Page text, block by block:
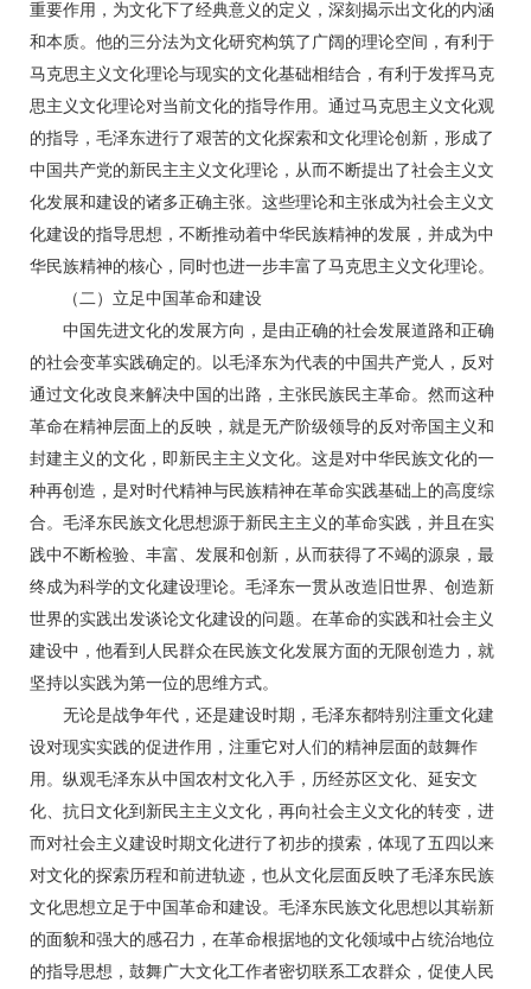
重要作用，为文化下了经典意义的定义，深刻揭示出文化的内涵
和本质。他的三分法为文化研究构筑了广阔的理论空间，有利于
马克思主义文化理论与现实的文化基础相结合，有利于发挥马克
思主义文化理论对当前文化的指导作用。通过马克思主义文化观
的指导，毛泽东进行了艰苦的文化探索和文化理论创新，形成了
中国共产党的新民主主义文化理论，从而不断提出了社会主义文
化发展和建设的诸多正确主张。这些理论和主张成为社会主义文
化建设的指导思想，不断推动着中华民族精神的发展，并成为中
华民族精神的核心，同时也进一步丰富了马克思主义文化理论。
（二）立足中国革命和建设
中国先进文化的发展方向，是由正确的社会发展道路和正确
的社会变革实践确定的。以毛泽东为代表的中国共产党人，反对
通过文化改良来解决中国的出路，主张民族民主革命。然而这种
革命在精神层面上的反映，就是无产阶级领导的反对帝国主义和
封建主义的文化，即新民主主义文化。这是对中华民族文化的一
种再创造，是对时代精神与民族精神在革命实践基础上的高度综
合。毛泽东民族文化思想源于新民主主义的革命实践，并且在实
践中不断检验、丰富、发展和创新，从而获得了不竭的源泉，最
终成为科学的文化建设理论。毛泽东一贯从改造旧世界、创造新
世界的实践出发谈论文化建设的问题。在革命的实践和社会主义
建设中，他看到人民群众在民族文化发展方面的无限创造力，就
坚持以实践为第一位的思维方式。
无论是战争年代，还是建设时期，毛泽东都特别注重文化建
设对现实实践的促进作用，注重它对人们的精神层面的鼓舞作
用。纵观毛泽东从中国农村文化入手，历经苏区文化、延安文
化、抗日文化到新民主主义文化，再向社会主义文化的转变，进
而对社会主义建设时期文化进行了初步的摸索，体现了五四以来
对文化的探索历程和前进轨迹，也从文化层面反映了毛泽东民族
文化思想立足于中国革命和建设。毛泽东民族文化思想以其崭新
的面貌和强大的感召力，在革命根据地的文化领域中占统治地位
的指导思想，鼓舞广大文化工作者密切联系工农群众，促使人民